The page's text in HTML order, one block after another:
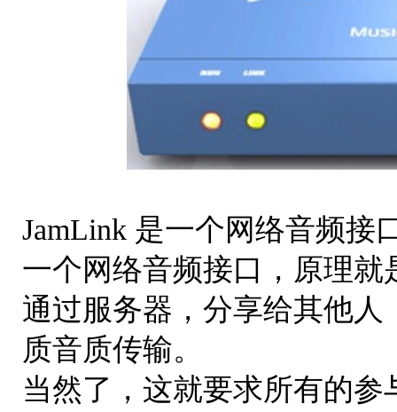
JamLink 是一个网络音频接
一个网络音频接口，原理
通过服务器，分享给其他
质音质传输。
当然了，这就要求所有的参